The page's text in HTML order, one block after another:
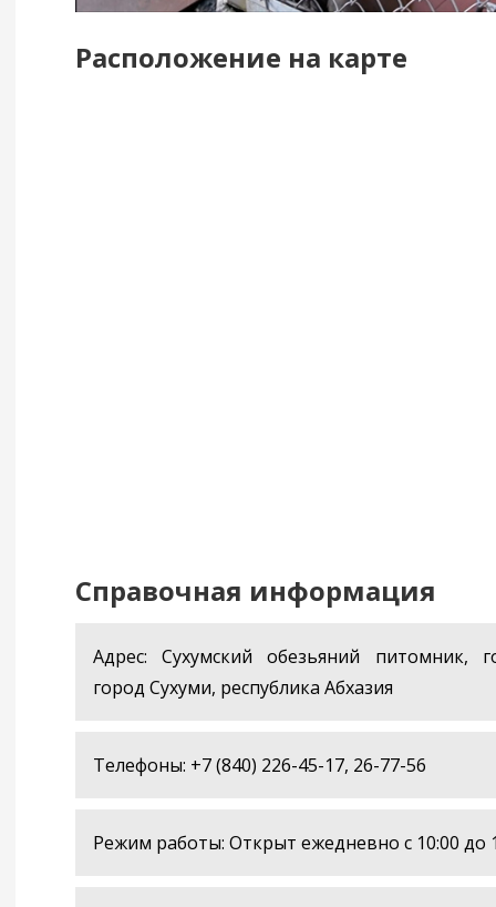
Расположение на карте
Справочная информация
Адрес: Сухумский обезьяний питомник,
город Сухуми, республика Абхазия
Телефоны: +7 (840) 226-45-17, 26-77-56
Режим работы: Открыт ежедневно с 10:00 до